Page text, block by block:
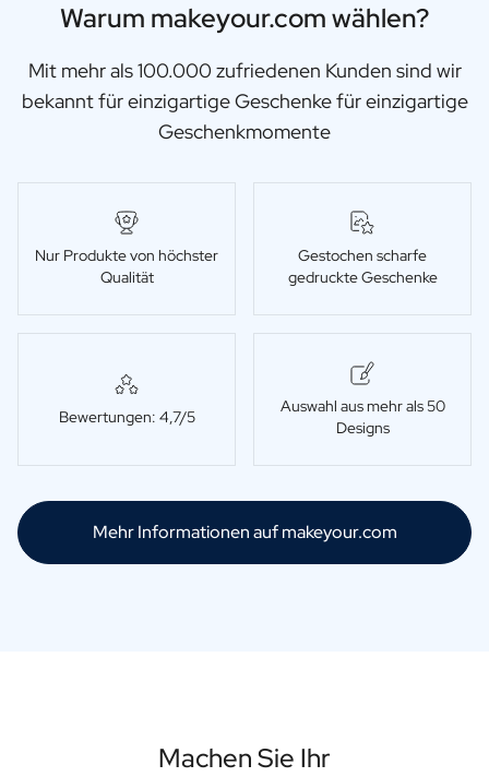
Warum makeyour.com wählen?
Mit mehr als 100.000 zufriedenen Kunden sind wir
bekannt für einzigartige Geschenke für einzigartige
Geschenkmomente
Nur Produkte von höchster
Qualität
Gestochen scharfe
gedruckte Geschenke
Bewertungen: 4,7/5
Auswahl aus mehr als 50
Designs
Mehr Informationen auf makeyour.com
Machen Sie Ihr